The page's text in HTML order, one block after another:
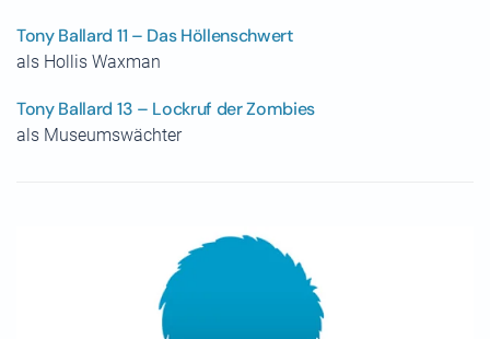
Tony Ballard 11 – Das Höllenschwert
als Hollis Waxman
Tony Ballard 13 – Lockruf der Zombies
als Museumswächter